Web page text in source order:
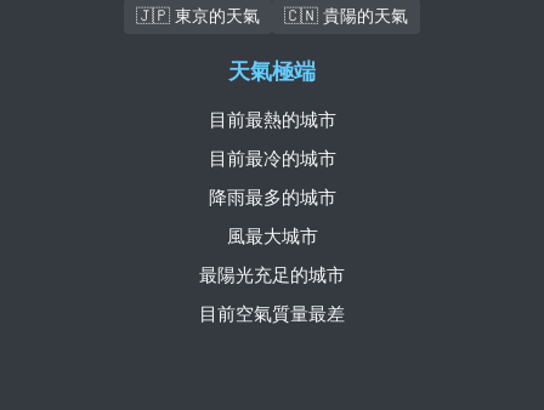
🇯🇵 東京的天氣
🇨🇳 貴陽的天氣
天氣極端
目前最熱的城市
目前最冷的城市
降雨最多的城市
風最大城市
最陽光充足的城市
目前空氣質量最差